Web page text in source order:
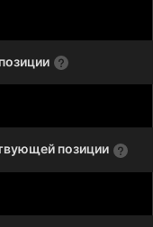
позиции